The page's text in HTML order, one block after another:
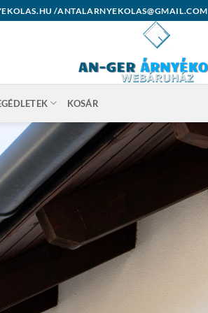
/ANTALARNYEKOLAS@GMAIL.COM
KOSÁR